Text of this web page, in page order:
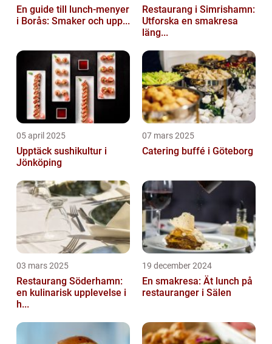
En guide till lunch-menyer
i Borås: Smaker och upp...
Restaurang i Simrishamn:
Utforska en smakresa
läng...
05 april 2025
Upptäck sushikultur i
Jönköping
07 mars 2025
Catering buffé i Göteborg
03 mars 2025
Restaurang Söderhamn:
en kulinarisk upplevelse i
h...
19 december 2024
En smakresa: Ät lunch på
restauranger i Sälen